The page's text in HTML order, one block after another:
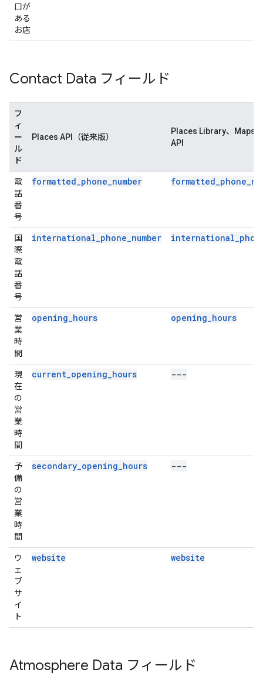
口が
ある
お店
Contact Data フィールド
フ
ィ
ー
ル
ド
Places API（従来版）
Places Library、Maps
API
電
話
番
号
formatted_phone_number
国
際
電
話
番
号
international_phone_number
営
業
時
間
opening_hours opening_hours
現
在
の
営
業
時
間
current_opening_hours ---
予
備
の
営
業
時
間
secondary_opening_hours ---
ウ
ェ
ブ
サ
イ
ト
website website
Atmosphere Data フィールド